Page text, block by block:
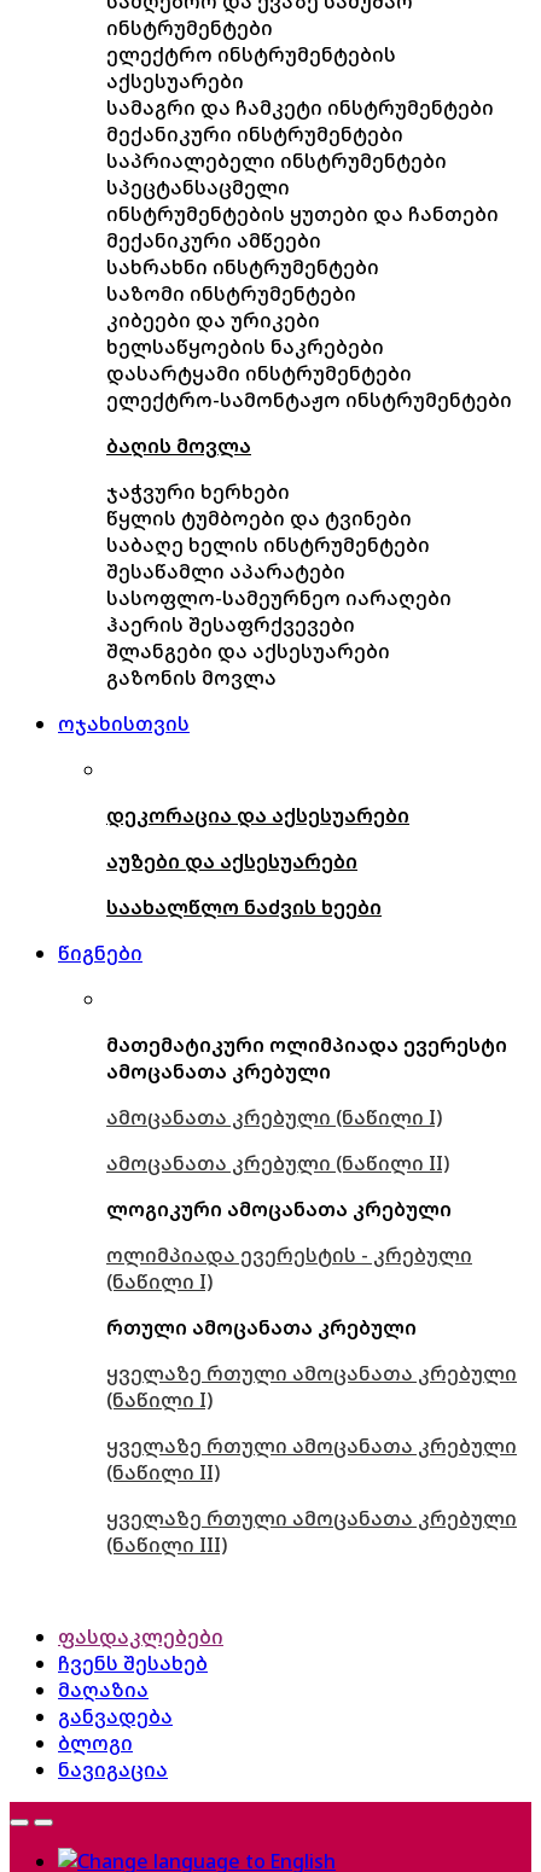
ინსტრუმენტები
ელექტრო ინსტრუმენტების
აქსესუარები
სამაგრი და ჩამკეტი ინსტრუმენტები
მექანიკური ინსტრუმენტები
საპრიალებელი ინსტრუმენტები
სპეცტანსაცმელი
ინსტრუმენტების ყუთები და ჩანთები
მექანიკური ამწეები
სახრახნი ინსტრუმენტები
საზომი ინსტრუმენტები
კიბეები და ურიკები
ხელსაწყოების ნაკრებები
დასარტყამი ინსტრუმენტები
ელექტრო-სამონტაჟო ინსტრუმენტები
ბაღის მოვლა
ჯაჭვური ხერხები
წყლის ტუმბოები და ტვინები
საბაღე ხელის ინსტრუმენტები
შესაწამლი აპარატები
სასოფლო-სამეურნეო იარაღები
ჰაერის შესაფრქვევები
შლანგები და აქსესუარები
გაზონის მოვლა
ოჯახისთვის
დეკორაცია და აქსესუარები
აუზები და აქსესუარები
საახალწლო ნაძვის ხეები
წიგნები
მათემატიკური ოლიმპიადა ევერესტი
ამოცანათა კრებული
ამოცანათა კრებული (ნაწილი I)
ამოცანათა კრებული (ნაწილი II)
ლოგიკური ამოცანათა კრებული
ოლიმპიადა ევერესტის - კრებული
(ნაწილი I)
რთული ამოცანათა კრებული
ყველაზე რთული ამოცანათა კრებული
(ნაწილი I)
ყველაზე რთული ამოცანათა კრებული
(ნაწილი II)
ყველაზე რთული ამოცანათა კრებული
(ნაწილი III)
ფასდაკლებები
ჩვენს შესახებ
მაღაზია
განვადება
ბლოგი
ნავიგაცია